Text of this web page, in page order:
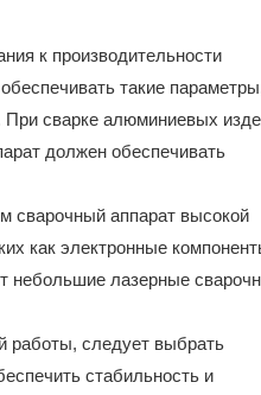
к производительности
такие
При сварке алюминиевых
должен обеспечивать
сварочный аппарат высокой
как электронные
небольшие лазерные
работы, следует выбрать
стабильность и